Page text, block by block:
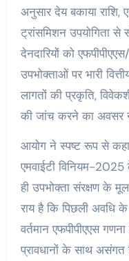
अनुसार देय बकाया राशि,
ट्रांसमिशन उपयोगिता से
देनदारियों को
उपभोक्ताओं पर भारी
लागतों की प्रकृति,
की जांच करने का अवसर
आयोग ने स्पष्ट रूप से कहा
एमवाईटी विनियम-
ही उपभोक्ता संरक्षण के
राय है कि पिछली अवधि के
वर्तमान एफपीपीएएस
प्रावधानों के साथ असंगत